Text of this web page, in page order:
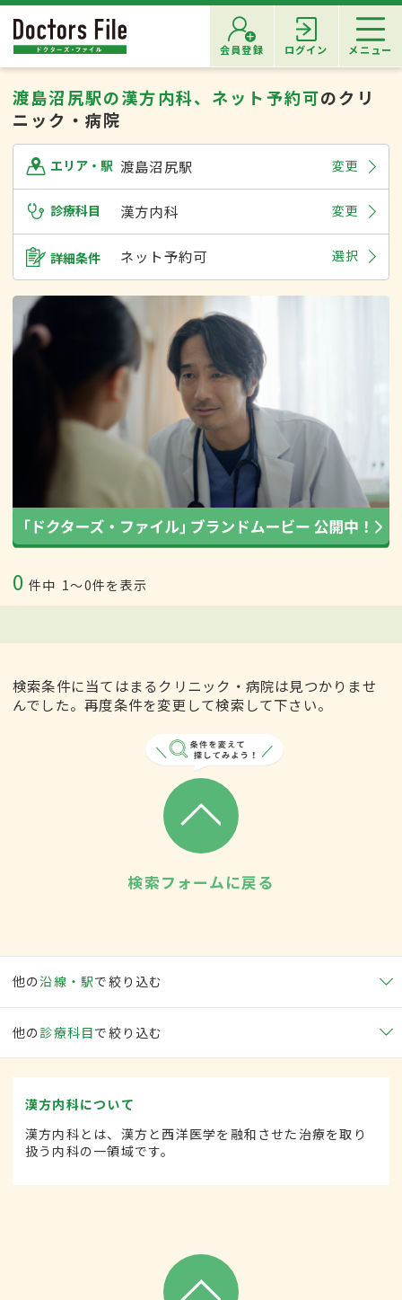
会員登録 ログイン メニュー
渡島沼尻駅の漢方内科、ネット予約可のクリ
ニック・病院
エリア・駅 渡島沼尻駅 変更
診療科目 漢方内科 変更
詳細条件 ネット予約可 選択
0 件中 1〜0件を表示
検索条件に当てはまるクリニック・病院は見つかりませ
んでした。再度条件を変更して検索して下さい。
検索フォームに戻る
他の沿線・駅で絞り込む
他の 診療科目で絞り込む
漢方内科について
漢方内科とは、漢方と西洋医学を融和させた治療を取り
扱う内科の一領域です。